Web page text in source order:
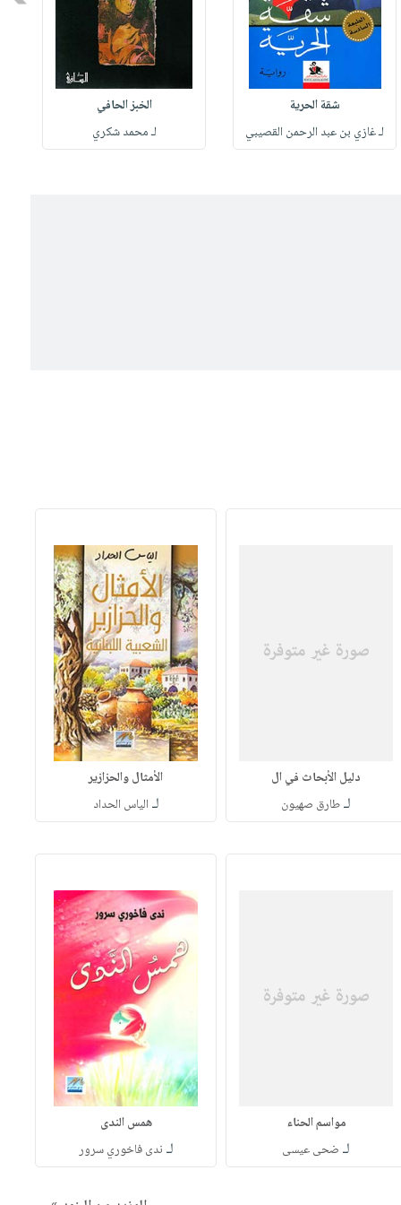
شقة الحرية
لـ غازي بن عبد الرحمن القصيبي
الخبز الحافي
لـ محمد شكري
دليل الأبحاث في ال
لـطارق صهيون
الأمثال والحزازير
لـ الياس الحداد
مواسم الحناء
لـ ضحى عيسى
همس الندى
لـ ندى فاخوري سرور